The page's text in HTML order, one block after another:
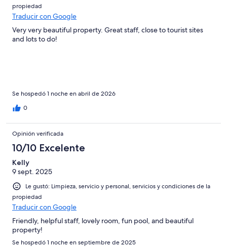
propiedad
Traducir con Google
Very very beautiful property. Great staff, close to tourist sites
and lots to do!
Se hospedó 1 noche en abril de 2026
0
Opinión verificada
10/10 Excelente
Kelly
9 sept. 2025
Le gustó: Limpieza, servicio y personal, servicios y condiciones de la
propiedad
Traducir con Google
Friendly, helpful staff, lovely room, fun pool, and beautiful
property!
Se hospedó 1 noche en septiembre de 2025